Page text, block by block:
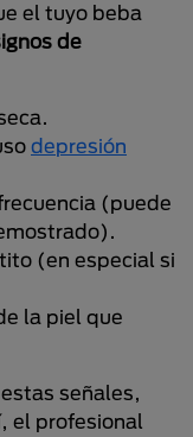
el tuyo beba
de
depresión
(puede
(en especial si
la piel que
señales,
el profesional